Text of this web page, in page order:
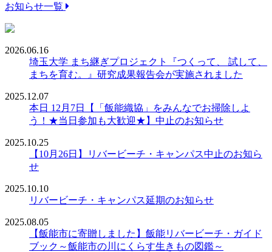
お知らせ一覧
2026.06.16
埼玉大学 まち継ぎプロジェクト『つくって、 試して、
まちを育む。』研究成果報告会が実施されました
2025.12.07
本日 12月7日【「飯能織協」をみんなでお掃除しよ
う！★当日参加も大歓迎★】中止のお知らせ
2025.10.25
【10月26日】リバービーチ・キャンパス中止のお知ら
せ
2025.10.10
リバービーチ・キャンパス延期のお知らせ
2025.08.05
【飯能市に寄贈しました】飯能リバービーチ・ガイド
ブック～飯能市の川にくらす生きもの図鑑～